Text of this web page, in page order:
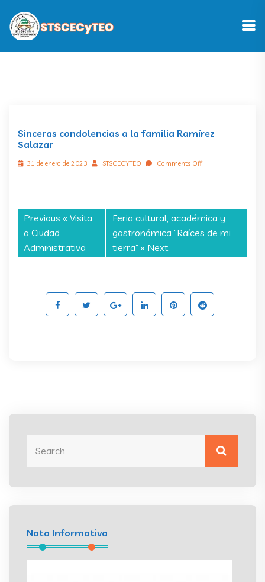
Sinceras condolencias a la familia Ramírez
Salazar
31 de enero de 2023 STSCECYTEO Comments Off
Previous « Visita
a Ciudad
Administrativa
Feria cultural, académica y
gastronómica “Raíces de mi
tierra” » Next
Nota Informativa